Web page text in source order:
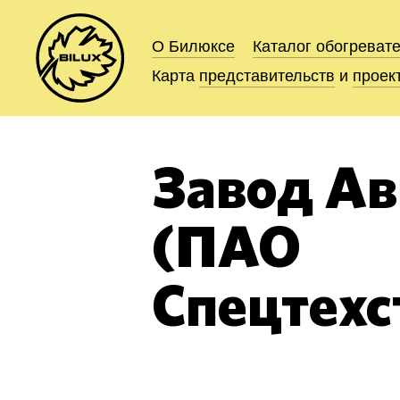
О Билюксе Каталог
Карта представительств и
О Билюксе Каталог
Карта представительств и
Завод
(ПАО